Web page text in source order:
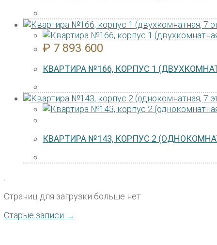
₽ 7 893 600
КВАРТИРА №166, КОРПУС 1
КВАРТИРА №143, КОРПУС 2
.
Страниц для загрузки больше нет
Старые записи →